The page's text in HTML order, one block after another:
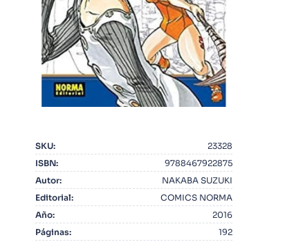
SKU:
23328
ISBN:
9788467922875
Autor:
NAKABA SUZUKI
Editorial:
COMICS NORMA
Año:
2016
Páginas:
192